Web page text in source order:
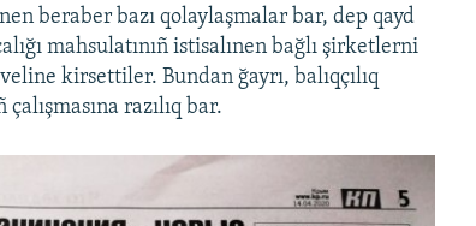
beraber bazı qolaylaşmalar bar, dep qayd
mahsulatınıñ istisalınen bağlı şirketlerni
kirsettiler. Bundan ğayrı, balıqçılıq
razılıq bar.